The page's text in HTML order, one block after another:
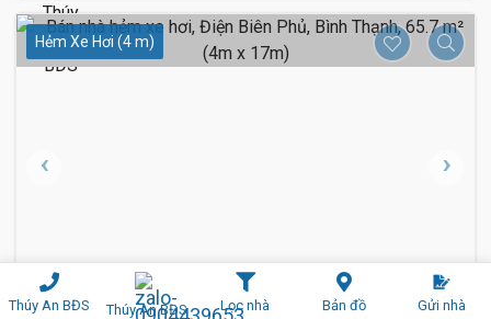
Thúy An BĐS Thúy An BĐS Lọc nhà Bản đồ Gửi nhà
Hẻm Xe Hơi (4 m)
1 / 6 65